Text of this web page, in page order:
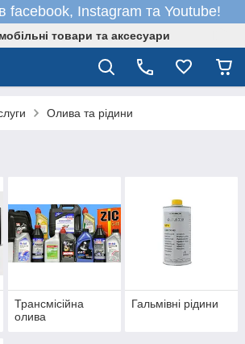
facebook, Instagram та Youtube!
товари та аксесуари
Олива та рідини
Трансмісійна
олива
Гальмівні рідини